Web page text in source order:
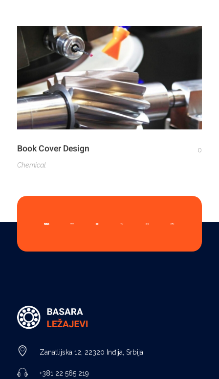
Book Cover Design
0
Chemical
Zanatlijska 12, 22320 Inđija, Srbija
+381 22 565 219